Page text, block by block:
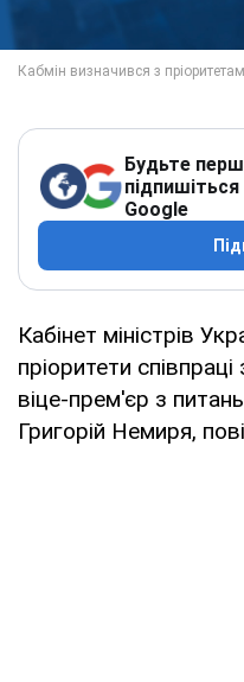
Будьте
Google
Кабінет міністрів
пріоритети
віце-прем'єр з питань
Григорій Немиря,